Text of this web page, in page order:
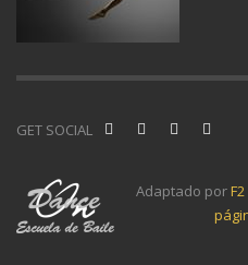
GET SOCIAL
Adaptado por